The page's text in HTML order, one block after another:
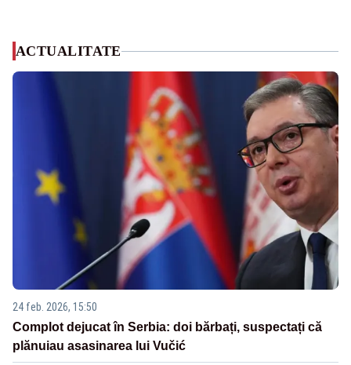
ACTUALITATE
24 feb. 2026, 15:50
Complot dejucat în Serbia: doi bărbați, suspectați că
plănuiau asasinarea lui Vučić